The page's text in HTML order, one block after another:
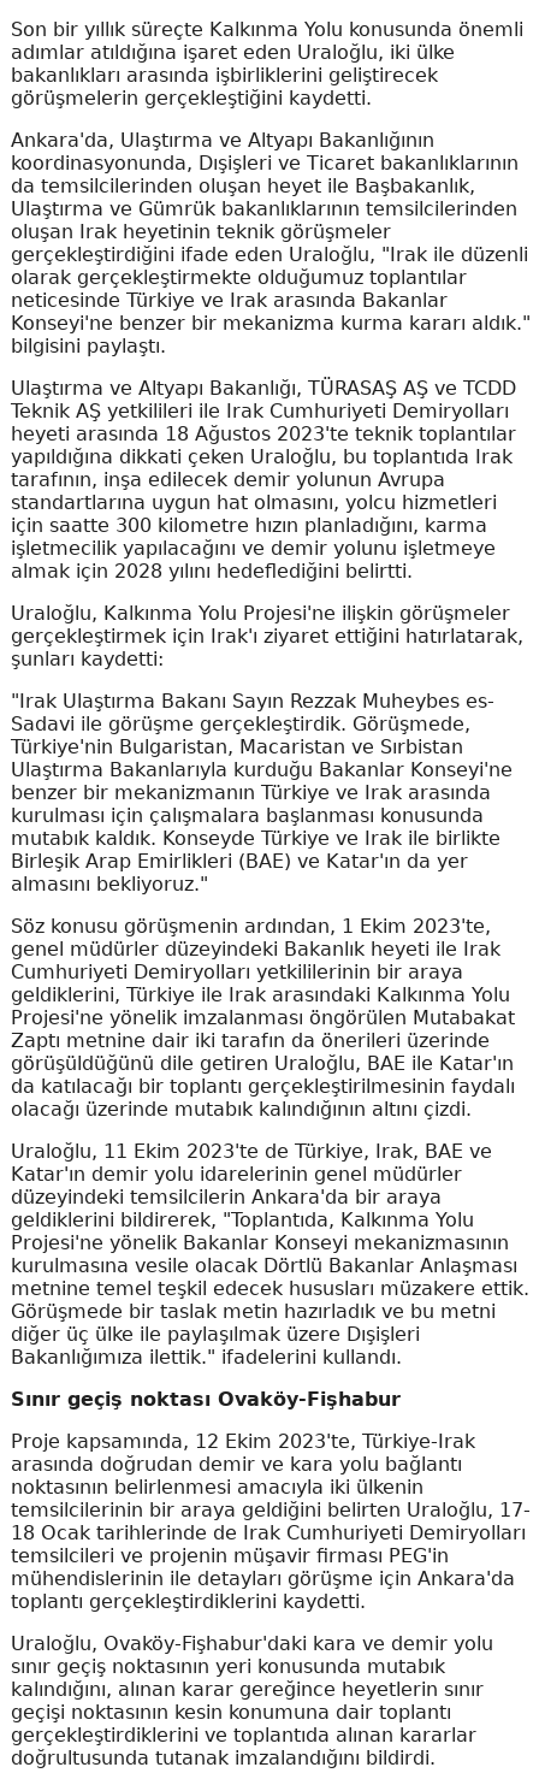
Son bir yıllık süreçte Kalkınma Yolu konusunda önemli
adımlar atıldığına işaret eden Uraloğlu, iki ülke
bakanlıkları arasında işbirliklerini geliştirecek
görüşmelerin gerçekleştiğini kaydetti.
Ankara'da, Ulaştırma ve Altyapı Bakanlığının
koordinasyonunda, Dışişleri ve Ticaret bakanlıklarının
da temsilcilerinden oluşan heyet ile Başbakanlık,
Ulaştırma ve Gümrük bakanlıklarının temsilcilerinden
oluşan Irak heyetinin teknik görüşmeler
gerçekleştirdiğini ifade eden Uraloğlu, "Irak ile düzenli
olarak gerçekleştirmekte olduğumuz toplantılar
neticesinde Türkiye ve Irak arasında Bakanlar
Konseyi'ne benzer bir mekanizma kurma kararı aldık."
bilgisini paylaştı.
Ulaştırma ve Altyapı Bakanlığı, TÜRASAŞ AŞ ve TCDD
Teknik AŞ yetkilileri ile Irak Cumhuriyeti Demiryolları
heyeti arasında 18 Ağustos 2023'te teknik toplantılar
yapıldığına dikkati çeken Uraloğlu, bu toplantıda Irak
tarafının, inşa edilecek demir yolunun Avrupa
standartlarına uygun hat olmasını, yolcu hizmetleri
için saatte 300 kilometre hızın planladığını, karma
işletmecilik yapılacağını ve demir yolunu işletmeye
almak için 2028 yılını hedeflediğini belirtti.
Uraloğlu, Kalkınma Yolu Projesi'ne ilişkin görüşmeler
gerçekleştirmek için Irak'ı ziyaret ettiğini hatırlatarak,
şunları kaydetti:
"Irak Ulaştırma Bakanı Sayın Rezzak Muheybes es-
Sadavi ile görüşme gerçekleştirdik. Görüşmede,
Türkiye'nin Bulgaristan, Macaristan ve Sırbistan
Ulaştırma Bakanlarıyla kurduğu Bakanlar Konseyi'ne
benzer bir mekanizmanın Türkiye ve Irak arasında
kurulması için çalışmalara başlanması konusunda
mutabık kaldık. Konseyde Türkiye ve Irak ile birlikte
Birleşik Arap Emirlikleri (BAE) ve Katar'ın da yer
almasını bekliyoruz."
Söz konusu görüşmenin ardından, 1 Ekim 2023'te,
genel müdürler düzeyindeki Bakanlık heyeti ile Irak
Cumhuriyeti Demiryolları yetkililerinin bir araya
geldiklerini, Türkiye ile Irak arasındaki Kalkınma Yolu
Projesi'ne yönelik imzalanması öngörülen Mutabakat
Zaptı metnine dair iki tarafın da önerileri üzerinde
görüşüldüğünü dile getiren Uraloğlu, BAE ile Katar'ın
da katılacağı bir toplantı gerçekleştirilmesinin faydalı
olacağı üzerinde mutabık kalındığının altını çizdi.
Uraloğlu, 11 Ekim 2023'te de Türkiye, Irak, BAE ve
Katar'ın demir yolu idarelerinin genel müdürler
düzeyindeki temsilcilerin Ankara'da bir araya
geldiklerini bildirerek, "Toplantıda, Kalkınma Yolu
Projesi'ne yönelik Bakanlar Konseyi mekanizmasının
kurulmasına vesile olacak Dörtlü Bakanlar Anlaşması
metnine temel teşkil edecek hususları müzakere ettik.
Görüşmede bir taslak metin hazırladık ve bu metni
diğer üç ülke ile paylaşılmak üzere Dışişleri
Bakanlığımıza ilettik." ifadelerini kullandı.
Sınır geçiş noktası Ovaköy-Fişhabur
Proje kapsamında, 12 Ekim 2023'te, Türkiye-Irak
arasında doğrudan demir ve kara yolu bağlantı
noktasının belirlenmesi amacıyla iki ülkenin
temsilcilerinin bir araya geldiğini belirten Uraloğlu, 17-
18 Ocak tarihlerinde de Irak Cumhuriyeti Demiryolları
temsilcileri ve projenin müşavir firması PEG'in
mühendislerinin ile detayları görüşme için Ankara'da
toplantı gerçekleştirdiklerini kaydetti.
Uraloğlu, Ovaköy-Fişhabur'daki kara ve demir yolu
sınır geçiş noktasının yeri konusunda mutabık
kalındığını, alınan karar gereğince heyetlerin sınır
geçişi noktasının kesin konumuna dair toplantı
gerçekleştirdiklerini ve toplantıda alınan kararlar
doğrultusunda tutanak imzalandığını bildirdi.